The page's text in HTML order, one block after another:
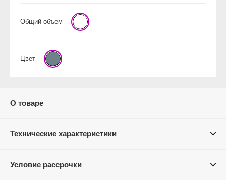
Общий объем
Цвет
О товаре
Технические характеристики
Условие рассрочки